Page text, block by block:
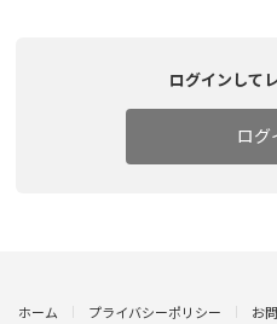
ログインして
ログ
ホーム プライバシーポリシー お